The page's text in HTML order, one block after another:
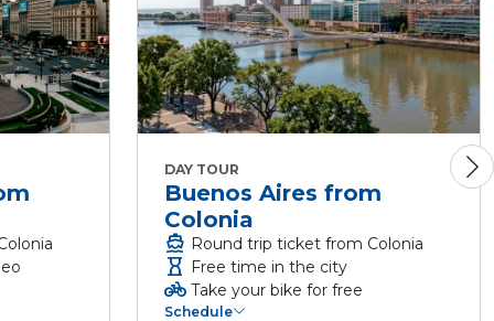
DAY TOUR
Buenos Aires from
Colonia
directions_boat Round trip ticket from Colonia
hourglass Free time in the city
pedal_bike Take your bike for free
Schedule